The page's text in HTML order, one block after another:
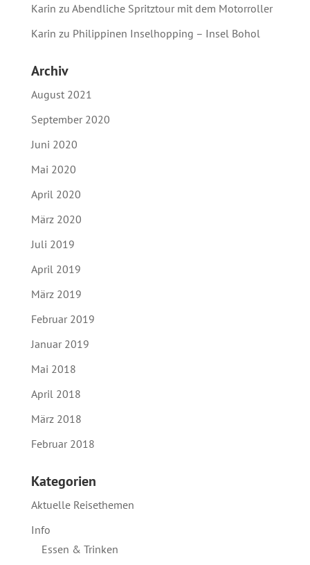
Karin zu Abendliche Spritztour mit dem Motorroller
Karin zu Philippinen Inselhopping – Insel Bohol
Archiv
August 2021
September 2020
Juni 2020
Mai 2020
April 2020
März 2020
Juli 2019
April 2019
März 2019
Februar 2019
Januar 2019
Mai 2018
April 2018
März 2018
Februar 2018
Kategorien
Aktuelle Reisethemen
Info
Essen & Trinken